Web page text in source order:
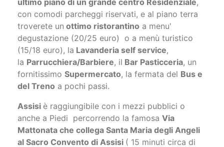
(15/18 euro), laLavanderia self service,
laParrucchiera/Barbiere, il Bar Pasticceria, un
fornitissimo Supermercato, la fermata del
del Trenoa pochi passi.
Assisiè raggiungibile con i mezzi pubblici o
anche a Piedi percorrendo la famosaVia
Mattonata che collega Santa Maria degli Angeli
passeggiata).
Molto comoda anche per chi viaggia in
aereo, l'aeroporto San Francesco d'Assisi è a